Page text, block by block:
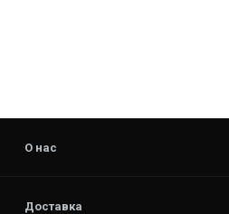
О нас
Доставка